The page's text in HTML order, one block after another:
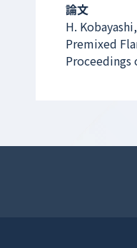
論文
H.
Premixed